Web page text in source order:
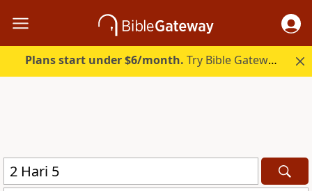
Plans start under $6/month. Try Bible Gateway Plus.